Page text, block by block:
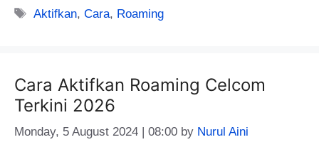
Tags
Aktifkan,Cara, Roaming
Cara Aktifkan Roaming Celcom
Terkini 2026
Monday, 5 August 2024 | 08:00 by Nurul Aini